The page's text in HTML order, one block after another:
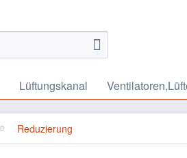
Lüftungskanal
Reduzierung